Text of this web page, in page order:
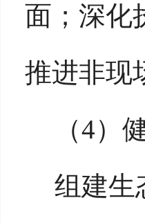
面；深化
推进非现
（4）
组建生